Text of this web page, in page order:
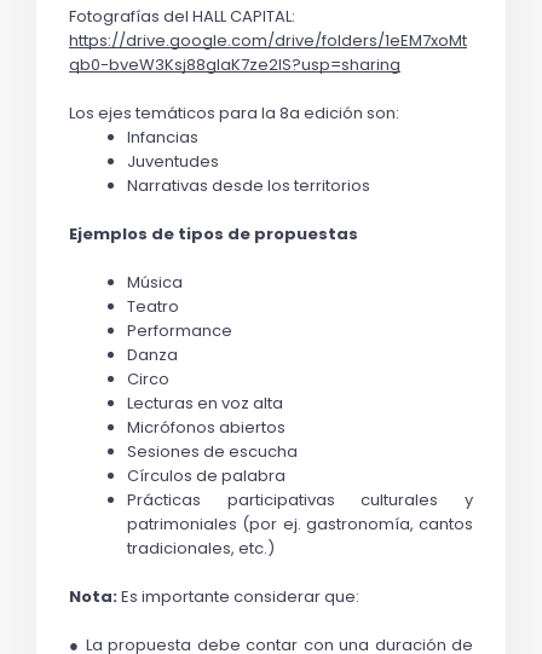
Fotografías del HALL CAPITAL:
https://drive.google.com/drive/folders/1eEM7xoMt
qb0-bveW3Ksj88gIaK7ze2IS?usp=sharing
Los ejes temáticos para la 8a edición son:
Infancias
Juventudes
Narrativas desde los territorios
Ejemplos de tipos de propuestas
Música
Teatro
Performance
Danza
Circo
Lecturas en voz alta
Micrófonos abiertos
Sesiones de escucha
Círculos de palabra
Prácticas participativas culturales y
patrimoniales (por ej. gastronomía, cantos
tradicionales, etc.)
Nota: Es importante considerar que:
● La propuesta debe contar con una duración de